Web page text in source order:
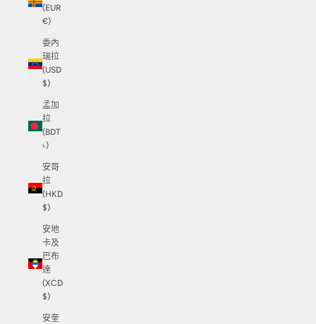
(EUR
€)
委內
瑞拉
(USD
$)
孟加
拉
(BDT
৳)
安哥
拉
(HKD
$)
安地
卡及
巴布
達
(XCD
$)
安奎